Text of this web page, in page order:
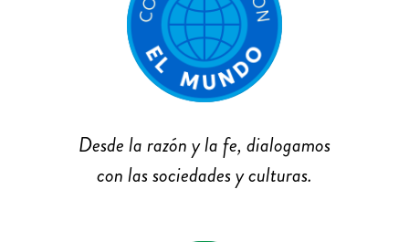
Desde la razón y la fe, dialogamos
con las sociedades y culturas.